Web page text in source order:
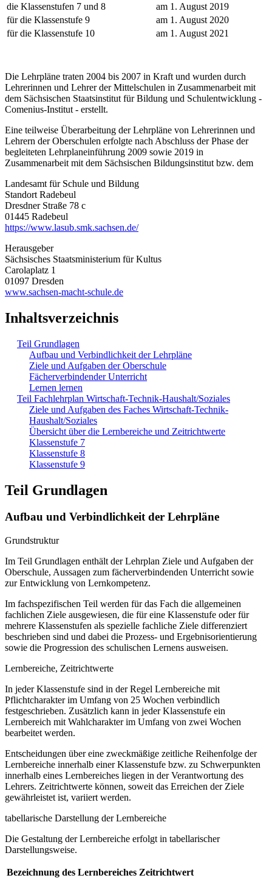
die Klassenstufen 7 und 8
am 1. August 2019
für die Klassenstufe 9
am 1. August 2020
für die Klassenstufe 10
am 1. August 2021
Die Lehrpläne traten 2004 bis 2007 in Kraft und wurden durch
Lehrerinnen und Lehrer der Mittelschulen in Zusammenarbeit mit
dem Sächsischen Staatsinstitut für Bildung und Schulentwicklung -
Comenius-Institut - erstellt.
Eine teilweise Überarbeitung der Lehrpläne von Lehrerinnen und
Lehrern der Oberschulen erfolgte nach Abschluss der Phase der
begleiteten Lehrplaneinführung 2009 sowie 2019 in
Zusammenarbeit mit dem Sächsischen Bildungsinstitut bzw. dem
Landesamt für Schule und Bildung
Standort Radebeul
Dresdner Straße 78 c
01445 Radebeul
https://www.lasub.smk.sachsen.de/
Herausgeber
Sächsisches Staatsministerium für Kultus
Carolaplatz 1
01097 Dresden
www.sachsen-macht-schule.de
Inhaltsverzeichnis
Teil Grundlagen
Aufbau und Verbindlichkeit der Lehrpläne
Ziele und Aufgaben der Oberschule
Fächerverbindender Unterricht
Lernen lernen
Teil Fachlehrplan Wirtschaft-Technik-Haushalt/Soziales
Ziele und Aufgaben des Faches Wirtschaft-Technik-
Haushalt/Soziales
Übersicht über die Lernbereiche und Zeitrichtwerte
Klassenstufe 7
Klassenstufe 8
Klassenstufe 9
Teil Grundlagen
Aufbau und Verbindlichkeit der Lehrpläne
Grundstruktur
Im Teil Grundlagen enthält der Lehrplan Ziele und Aufgaben der
Oberschule, Aussagen zum fächerverbindenden Unterricht sowie
zur Entwicklung von Lernkompetenz.
Im fachspezifischen Teil werden für das Fach die allgemeinen
fachlichen Ziele ausgewiesen, die für eine Klassenstufe oder für
mehrere Klassenstufen als spezielle fachliche Ziele differenziert
beschrieben sind und dabei die Prozess- und Ergebnisorientierung
sowie die Progression des schulischen Lernens ausweisen.
Lernbereiche, Zeitrichtwerte
In jeder Klassenstufe sind in der Regel Lernbereiche mit
Pflichtcharakter im Umfang von 25 Wochen verbindlich
festgeschrieben. Zusätzlich kann in jeder Klassenstufe ein
Lernbereich mit Wahlcharakter im Umfang von zwei Wochen
bearbeitet werden.
Entscheidungen über eine zweckmäßige zeitliche Reihenfolge der
Lernbereiche innerhalb einer Klassenstufe bzw. zu Schwerpunkten
innerhalb eines Lernbereiches liegen in der Verantwortung des
Lehrers. Zeitrichtwerte können, soweit das Erreichen der Ziele
gewährleistet ist, variiert werden.
tabellarische Darstellung der Lernbereiche
Die Gestaltung der Lernbereiche erfolgt in tabellarischer
Darstellungsweise.
Bezeichnung des Lernbereiches Zeitrichtwert